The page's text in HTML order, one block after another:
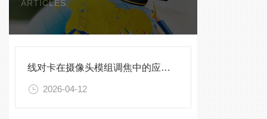
ARTICLES
线对卡在摄像头模组调焦中的应用技巧
2026-04-12